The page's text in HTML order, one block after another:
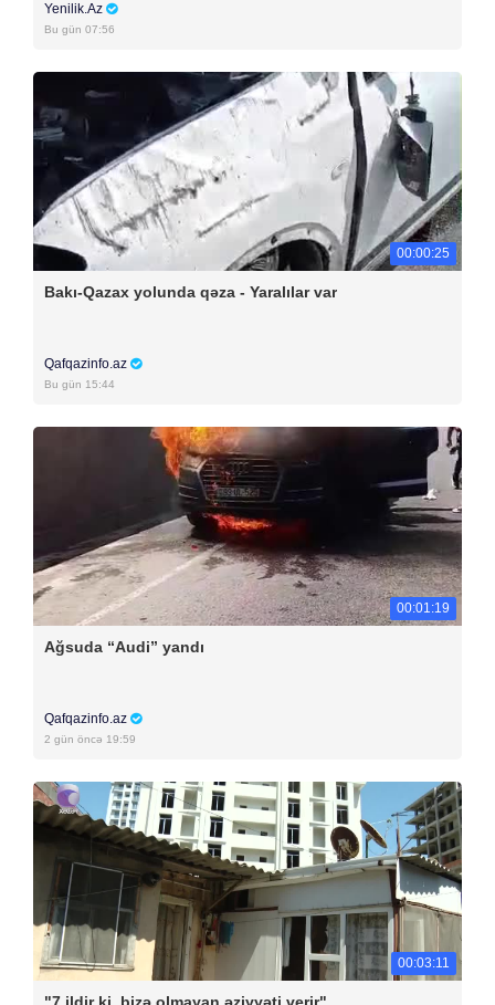
Yenilik.Az
Bu gün 07:56
00:00:25
Bakı-Qazax yolunda qəza - Yaralılar var
Qafqazinfo.az
Bu gün 15:44
00:01:19
Ağsuda “Audi” yandı
Qafqazinfo.az
2 gün öncə 19:59
00:03:11